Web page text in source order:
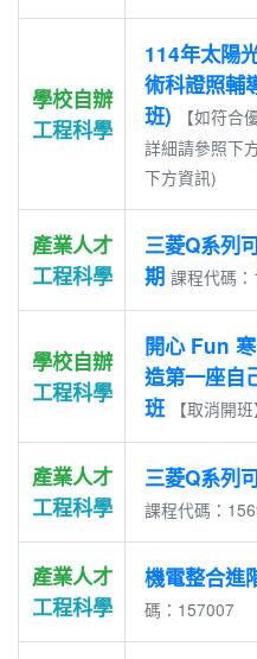
學校自辦
工程科學
114年太陽
術科證照輔
班)
【如符合
詳細請參照下
下方資訊)
產業人才
工程科學
三菱Q系列
期 課程代碼
學校自辦
工程科學
開心 Fun
造第一座自
班
【取消開班
產業人才
工程科學
三菱Q系列
課程代碼：
產業人才
工程科學
機電整合進
碼：157007